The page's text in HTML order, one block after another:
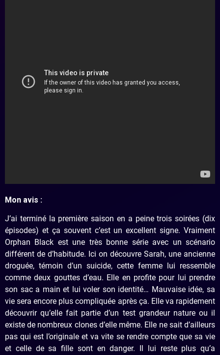
Mon avis :
J’ai terminé la première saison en a peine trois soirées (dix
épisodes) et ça souvent c’est un excellent signe. Vraiment
Orphan Black est une très bonne série avec un scénario
différent de d’habitude. Ici on découvre Sarah, une ancienne
droguée, témoin d’un suicide, cette femme lui ressemble
comme deux gouttes d’eau. Elle en profite pour lui prendre
son sac a main et lui voler son identité… Mauvaise idée, sa
vie sera encore plus compliquée après ça. Elle va rapidement
découvrir qu’elle fait partie d’un test grandeur nature ou il
existe de nombreux clones d’elle même. Elle ne sait d’ailleurs
pas qui est l’originale et va vite se rendre compte que sa vie
et celle de sa fille sont en danger. Il lui reste plus qu’a